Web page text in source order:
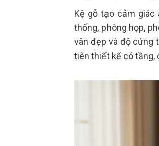
Kệ gỗ tạo cảm giác
thống, phòng họp,
vân đẹp và độ cứng
tiên thiết kế có tầng,